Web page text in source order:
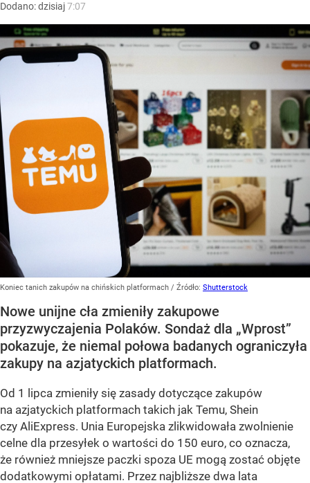
Dodano:dzisiaj7:07
Koniec tanich zakupów na chińskich platformach / Źródło: Shutterstock
Nowe unijne cła zmieniły zakupowe
przyzwyczajenia Polaków. Sondaż dla „Wprost”
pokazuje, że niemal połowa badanych ograniczyła
zakupy na azjatyckich platformach.
Od 1 lipca zmieniły się zasady dotyczące zakupów
na azjatyckich platformach takich jak Temu, Shein
czy AliExpress. Unia Europejska zlikwidowała zwolnienie
celne dla przesyłek o wartości do 150 euro, co oznacza,
że również mniejsze paczki spoza UE mogą zostać objęte
dodatkowymi opłatami. Przez najbliższe dwa lata